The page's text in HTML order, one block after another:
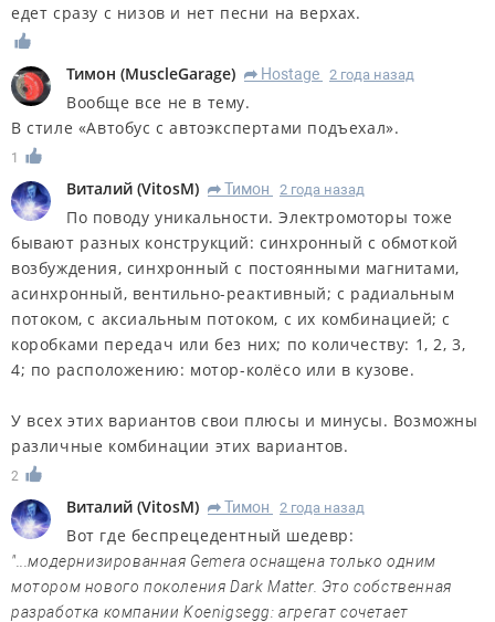
едет сразу с низов и нет песни на верхах.
Тимон (MuscleGarage) R Hostage 2 года назад
Вообще все не в тему.
В стиле «Автобус с автоэкспертами подъехал».
1
Виталий (VitosM) R Тимон 2 года назад
По поводу уникальности. Электромоторы тоже
бывают разных конструкций: синхронный с обмоткой
возбуждения, синхронный с постоянными магнитами,
асинхронный, вентильно-реактивный; с радиальным
потоком, с аксиальным потоком, с их комбинацией; с
коробками передач или без них; по количеству: 1, 2, 3,
4; по расположению: мотор-колёсо или в кузове.
У всех этих вариантов свои плюсы и минусы. Возможны
различные комбинации этих вариантов.
2
Виталий (VitosM) R Тимон 2 года назад
Вот где беспрецедентный шедевр:
"...модернизированная Gemera оснащена только одним
мотором нового поколения Dark Matter. Это собственная
разработка компании Koenigsegg: агрегат сочетает